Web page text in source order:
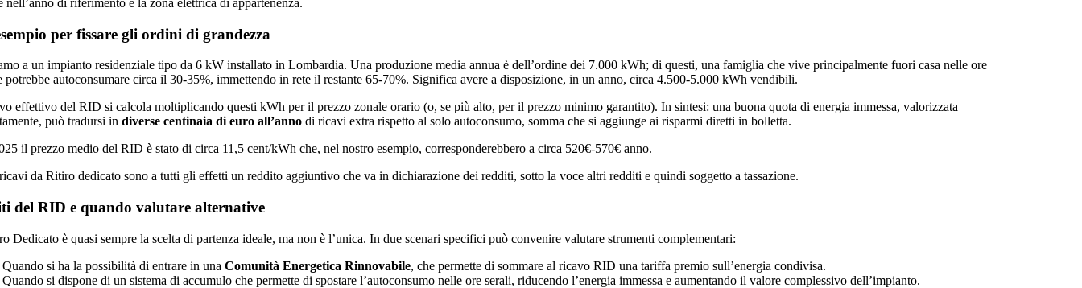
per fissare gli ordini di grandezza
a un impianto residenziale tipo da 6 kW installato in Lombardia. Una produzione media annua è dell’ordine dei 7.000 kWh; di questi, una famiglia che vive principalmente fuori casa nelle ore
potrebbe autoconsumare circa il 30-35%, immettendo in rete il restante 65-70%. Significa avere a disposizione, in un anno, circa 4.500-5.000 kWh vendibili.
effettivo del RID si calcola moltiplicando questi kWh per il prezzo zonale orario (o, se più alto, per il prezzo minimo garantito). In sintesi: una buona quota di energia immessa, valorizzata
può tradursi in diverse centinaia di euro all’anno di ricavi extra rispetto al solo autoconsumo, somma che si aggiunge ai risparmi diretti in bolletta.
il prezzo medio del RID è stato di circa 11,5 cent/kWh che, nel nostro esempio, corresponderebbero a circa 520€-570€ anno.
da Ritiro dedicato sono a tutti gli effetti un reddito aggiuntivo che va in dichiarazione dei redditi, sotto la voce altri redditi e quindi soggetto a tassazione.
del RID e quando valutare alternative
Dedicato è quasi sempre la scelta di partenza ideale, ma non è l’unica. In due scenari specifici può convenire valutare strumenti complementari:
Quando si ha la possibilità di entrare in una Comunità Energetica Rinnovabile, che permette di sommare al ricavo RID una tariffa premio sull’energia condivisa.
Quando si dispone di un sistema di accumulo che permette di spostare l’autoconsumo nelle ore serali, riducendo l’energia immessa e aumentando il valore complessivo dell’impianto.